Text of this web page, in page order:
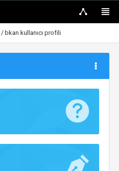
/ bkan kullanıcı profili